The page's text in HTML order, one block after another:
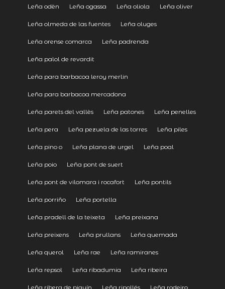
Leña odèn Leña ogassa Leña oliola Leña oliver
Leña olmeda de las fuentes Leña oluges
Leña orense comarca Leña padrenda
Leña palol de revardit
Leña para barbacoa leroy merlin
Leña para barbacoa mercadona
Leña parets del vallès Leña patones Leña penelles
Leña pera Leña pezuela de las torres Leña piles
Leña pino o Leña plana de urgel Leña poal
Leña poio Leña pont de suert
Leña pont de vilomara i rocafort Leña pontils
Leña porriño Leña portella
Leña pradell de la teixeta Leña preixana
Leña preixens Leña prullans Leña quemada
Leña querol Leña rae Leña ramiranes
Leña repsol Leña ribadumia Leña ribeira
Leña ribera de piquín Leña ripollés Leña rodeiro